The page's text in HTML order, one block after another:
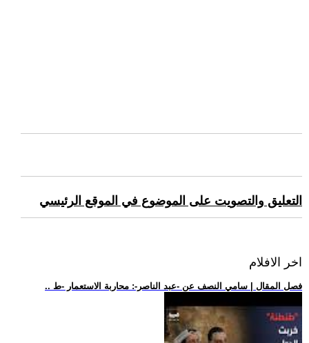
التعليق والتصويت على الموضوع في الموقع الرئيسي
اخر الافلام
.. فصل المقال | سامي النصف عن -عبد الناصر-: محاربة الاستعمار -ط